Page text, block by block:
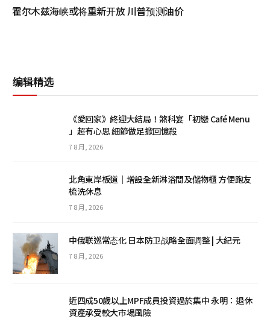
霍尔木兹海峡或将重新开放 川普预测油价
编辑精选
《愛回家》終迎大結局！煞科宴「初戀 Café Menu
」超有心思 細節做足掀回憶殺
7 8 月, 2026
北角東岸板道｜增設全新淋浴間及儲物櫃 方便跑友
梳洗休息
7 8 月, 2026
中俄联巡常态化 日本防卫战略全面调整 | 大紀元
7 8 月, 2026
近四成50歲以上MPF成員投資過於集中 永明：退休
資產承受較大市場風險